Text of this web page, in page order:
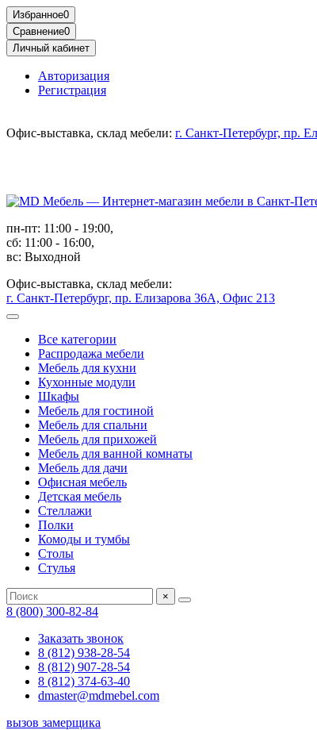
Избранное0
Сравнение0
Личный кабинет
Авторизация
Регистрация
Офис-выставка, склад мебели: г. Санкт-Петербург, пр.
пн-пт: 11:00 - 19:00,
сб: 11:00 - 16:00,
вс: Выходной
Офис-выставка, склад мебели:
г. Санкт-Петербург, пр. Елизарова 36А, Офис 213
Все категории
Распродажа мебели
Мебель для кухни
Кухонные модули
Шкафы
Мебель для гостиной
Мебель для спальни
Мебель для прихожей
Мебель для ванной комнаты
Мебель для дачи
Офисная мебель
Детская мебель
Стеллажи
Полки
Комоды и тумбы
Столы
Стулья
×
8 (800) 300-82-84
Заказать звонок
8 (812) 938-28-54
8 (812) 907-28-54
8 (812) 374-63-40
dmaster@mdmebel.com
вызов замерщика